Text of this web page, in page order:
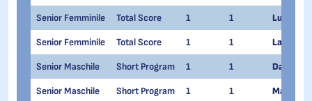
Senior Femminile Total Score 1 1 Lucrezia
Senior Femminile Total Score 1 1 Lara
Senior Maschile Short Program 1 1 Daniel
Senior Maschile Short Program 1 1 Matteo